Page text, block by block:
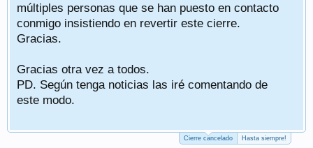
múltiples personas que se han puesto en contacto
conmigo insistiendo en revertir este cierre.
Gracias.
Gracias otra vez a todos.
PD. Según tenga noticias las iré comentando de
este modo.
Cierre cancelado Hasta siempre!